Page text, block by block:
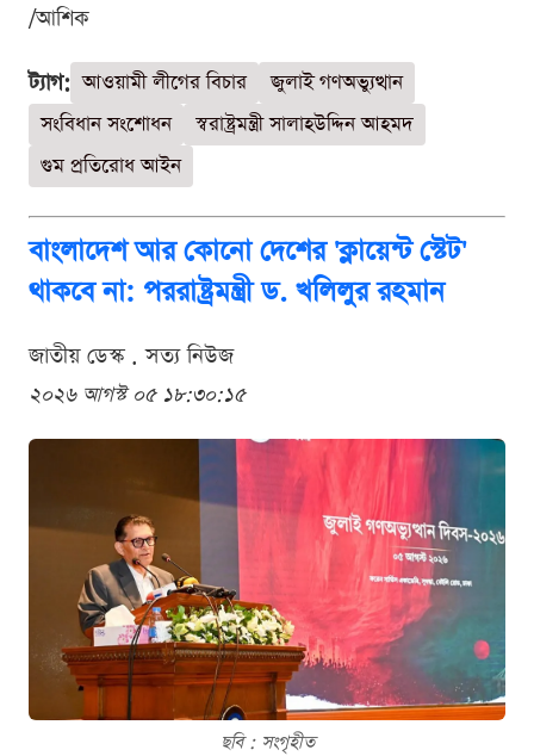
/আশিক
ট্যাগ: আওয়ামী লীগের বিচার
জুলাই গণঅভ্যুত্থান
সংবিধান সংশোধন
স্বরাষ্ট্রমন্ত্রী সালাহউদ্দিন আহমদ
গুম প্রতিরোধ আইন
বাংলাদেশ আর কোনো দেশের 'ক্লায়েন্ট স্টেট'
থাকবে না: পররাষ্ট্রমন্ত্রী ড. খলিলুর রহমান
জাতীয় ডেস্ক . সত্য নিউজ
২০২৬ আগস্ট ০৫ ১৮:৩০:১৫
ছবি : সংগৃহীত